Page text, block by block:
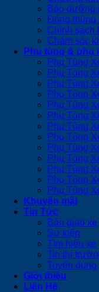
Bảo dưỡng
Đóng thùng
Chính sách
Chăm sóc
Phụ tùng & phụ
Phụ Tùng
Phụ Tùng
Phụ Tùng
Phụ Tùng
Phụ Tùng
Phụ Tùng
Phụ Tùng
Phụ Tùng
Phụ Tùng
Phụ Tùng
Phụ Tùng
Phụ Tùng
Phụ Tùng
Khuyến mãi
Tin Tức
Bàn giao xe
Sự kiện
Tìm hiểu xe
Tin thị
Tuyển dụng
Giới thiệu
Liên Hệ